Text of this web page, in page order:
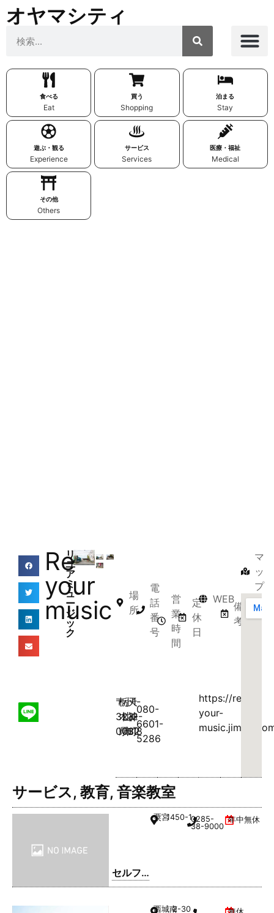
オヤマシティ
食べる
Eat
買う
Shopping
泊まる
Stay
遊ぶ・観る
Experience
サービス
Services
医療・福祉
Medical
その他
Others
Re
your
music
リ
ユ
ア
ミ
ュ
ー
ジ
ッ
ク
場
所
〒
323-
0032
栃
木
県
小
山
市
天
神
町
1-
2-
18
電
話
番
号
080-
6601-
5286
営
業
時
間
定
休
日
WEB
https://re-
your-
備
考
マ
ッ
プ
サービス, 教育, 音楽教室
セルフ
ィック
粟宮1450-10285-
38-9000
年中無休
西城南2-30